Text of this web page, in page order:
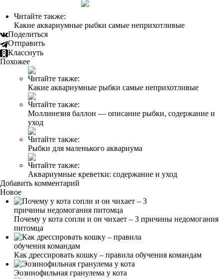
Читайте также:
Какие аквариумные рыбки самые неприхотливые
Поделиться
Отправить
Класснуть
Похожее
Читайте также:
Какие аквариумные рыбки самые неприхотливые
Читайте также:
Моллинезия баллон — описание рыбки, содержание и
уход
Читайте также:
Рыбки для маленького аквариума
Читайте также:
Аквариумные креветки: содержание и уход
Добавить комментарий
Новое
Почему у кота сопли и он чихает – 3 причины недомогания
питомца
Как дрессировать кошку – правила обучения командам
Эозинофильная гранулема у кота